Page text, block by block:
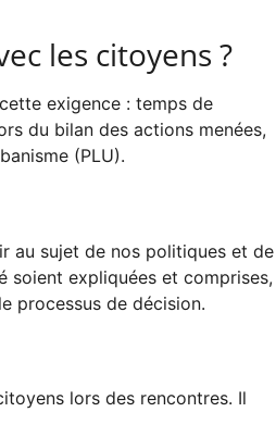
les citoyens ?
exigence : temps de
du bilan des actions menées,
(PLU).
au sujet de nos politiques et de
soient expliquées et comprises,
processus de décision.
lors des rencontres. Il